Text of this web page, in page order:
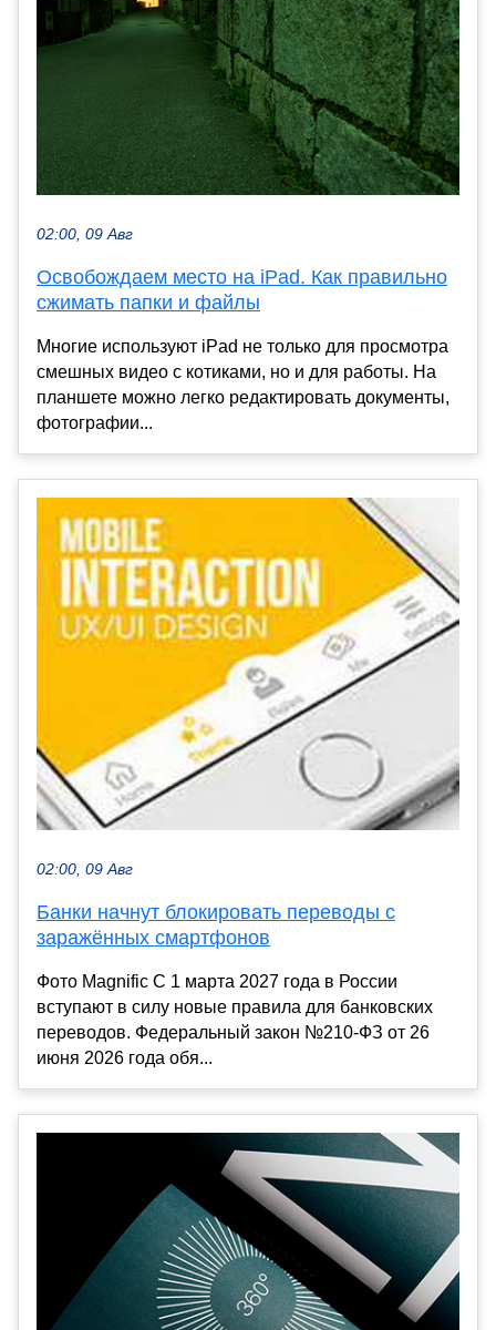
02:00, 09 Авг
Освобождаем место на iPad. Как правильно
сжимать папки и файлы
Многие используют iPad не только для просмотра
смешных видео с котиками, но и для работы. На
планшете можно легко редактировать документы,
фотографии...
02:00, 09 Авг
Банки начнут блокировать переводы с
заражённых смартфонов
Фото Magnific С 1 марта 2027 года в России
вступают в силу новые правила для банковских
переводов. Федеральный закон №210-ФЗ от 26
июня 2026 года обя...